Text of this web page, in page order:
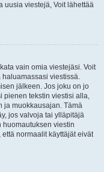
uusia viestejä, Voit lähettää
vain omia viestejäsi. Voit
viestissä.
jälkeen. Jos joku on jo
pienen tekstin viestisi alla,
ja muokkausajan. Tämä
jos valvoja tai ylläpitäjä
huomautuksen viestin
normaalit käyttäjät eivät